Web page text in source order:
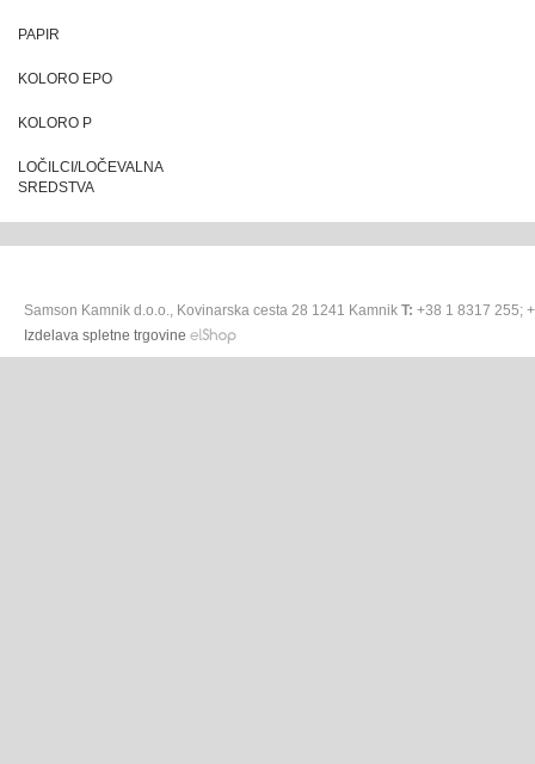
PAPIR
KOLORO EPO
KOLORO P
LOČILCI/LOČEVALNA
SREDSTVA
Samson Kamnik d.o.o., Kovinarska cesta 28 1241 Kamnik T: +38 1 8317 255;
Izdelava spletne trgovine